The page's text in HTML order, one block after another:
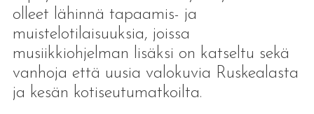
olleet lähinnä tapaamis- ja
muistelotilaisuuksia, joissa
musiikkiohjelman lisäksi on katseltu sekä
vanhoja että uusia valokuvia Ruskealasta
ja kesän kotiseutumatkoilta.